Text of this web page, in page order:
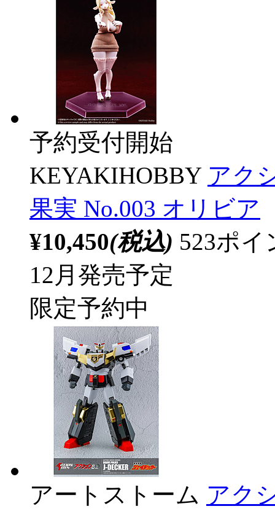
予約受付開始
KEYAKIHOBBY アク
果実 No.003 オリビア
¥10,450(税込) 523ポ
12月発売予定
限定予約中
アートストーム アク